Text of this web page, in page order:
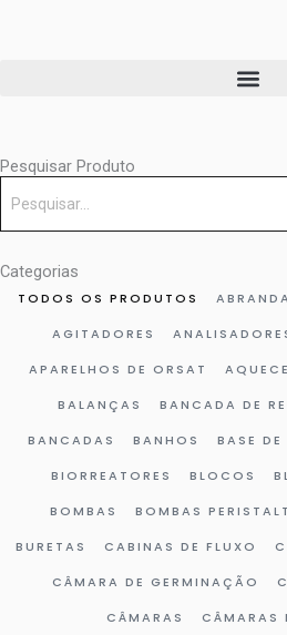
Pesquisar Produto
Categorias
AGITADORES
APARELHOS DE ORSAT
BALANÇAS BANCADA DE
BANCADAS BANHOS BASE
BIORREATORES BLOCOS
BOMBAS BOMBAS
BURETAS CABINAS DE FLUXO
CÂMARA DE GERMINAÇÃO
CÂMARAS CÂMARAS
TODOS OS PRODUTOS